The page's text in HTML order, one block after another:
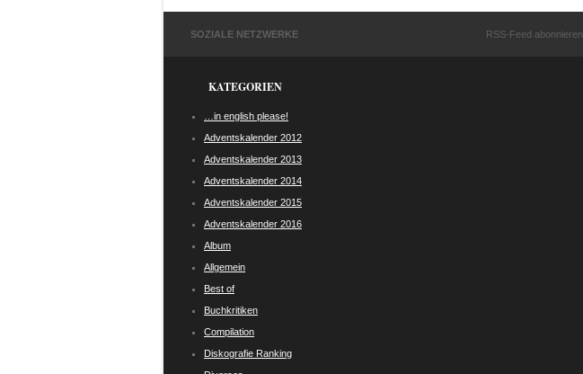
SOZIALE NETZWERKE RSS-Feed abonnieren
KATEGORIEN
…in english please!
Adventskalender 2012
Adventskalender 2013
Adventskalender 2014
Adventskalender 2015
Adventskalender 2016
Album
Allgemein
Best of
Buchkritiken
Compilation
Diskografie Ranking